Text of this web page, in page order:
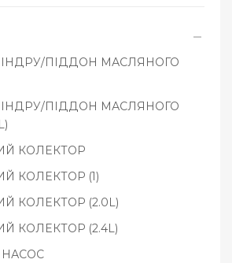
ПІДДОН МАСЛЯНОГО
ПІДДОН МАСЛЯНОГО
КОЛЕКТОР
КОЛЕКТОР (1)
КОЛЕКТОР (2.0L)
КОЛЕКТОР (2.4L)